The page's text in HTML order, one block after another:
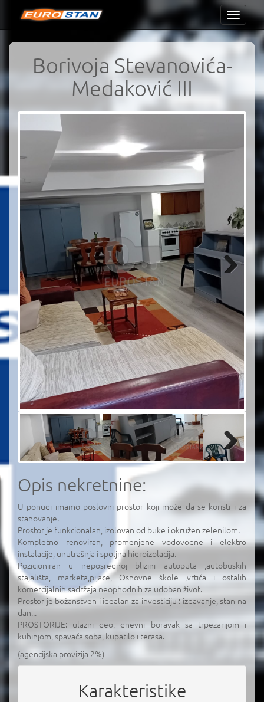
Toggle
Borivoja Stevanovića-
Medaković III
Next
Next
Opis nekretnine:
U ponudi imamo poslovni prostor koji može da se koristi i za
stanovanje.
Prostor je funkcionalan, izolovan od buke i okružen zelenilom.
Kompletno renoviran, promenjene vodovodne i elektro
instalacije, unutrašnja i spoljna hidroizolacija.
Pozicioniran u neposrednoj blizini autoputa ,autobuskih
stajališta, marketa,pijace, Osnovne škole ,vrtića i ostalih
komercijalnih sadržaja neophodnih za udoban život.
Prostor je božanstven i idealan za investiciju : izdavanje, stan na
dan...
PROSTORIJE: ulazni deo, dnevni boravak sa trpezarijom i
kuhinjom, spavaća soba, kupatilo i terasa.
(agencijska provizija 2%)
Karakteristike